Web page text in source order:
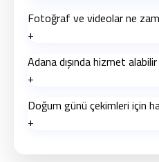
saat arasında değişir.
Fotoğraf ve videolar ne
+
Adana dışında hizmet
+
Hatay, Osmaniye ve çevre
Doğum günü çekimleri için
+